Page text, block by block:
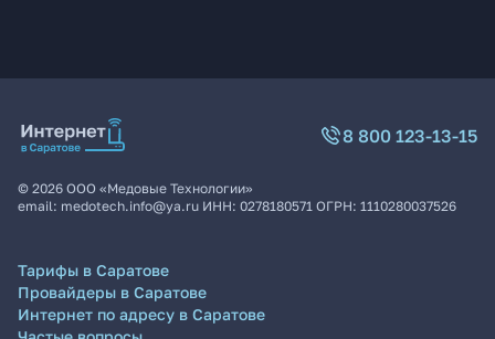
8 800 123-13-15
© 2026 ООО «Медовые Технологии»
email: medotech.info@ya.ru ИНН: 0278180571 ОГРН: 1110280037526
Тарифы в Саратове
Провайдеры в Саратове
Интернет по адресу в Саратове